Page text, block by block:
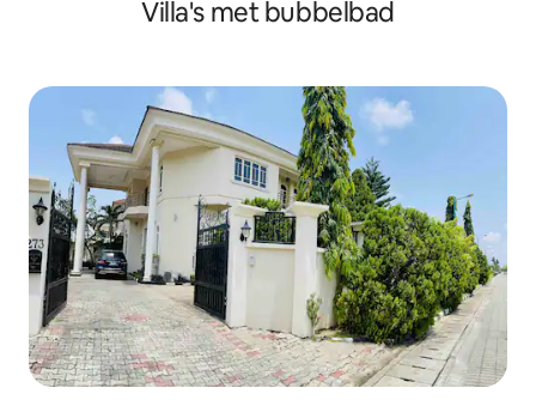
Villa's met bubbelbad